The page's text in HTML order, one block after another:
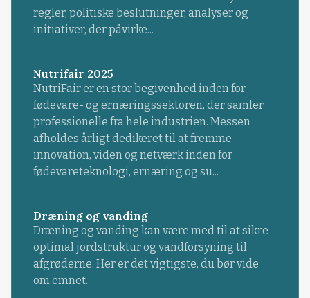
regler, politiske beslutninger, analyser og
initiativer, der påvirke...
Nutrifair 2025
NutriFair er en stor begivenhed inden for
fødevare- og ernæringssektoren, der samler
professionelle fra hele industrien. Messen
afholdes årligt dedikeret til at fremme
innovation, viden og netværk inden for
fødevareteknologi, ernæring og su...
Dræning og vanding
Dræning og vanding kan være med til at sikre
optimal jordstruktur og vandforsyning til
afgrøderne. Her er det vigtigste, du bør vide
om emnet.